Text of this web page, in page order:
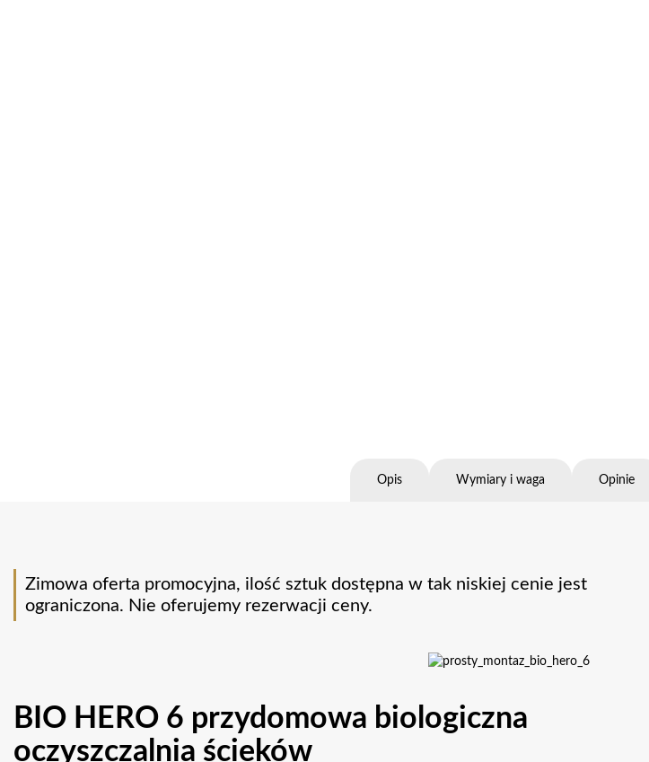
Opis Wymiary i waga Opinie
Zimowa oferta promocyjna, ilość sztuk dostępna w tak niskiej cenie jest
ograniczona. Nie oferujemy rezerwacji ceny.
BIO HERO 6 przydomowa biologiczna
oczyszczalnia ścieków